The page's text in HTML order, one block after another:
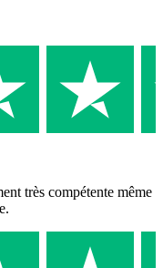
très compétente même